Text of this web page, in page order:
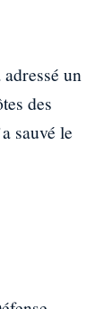
un
des
sauvé le